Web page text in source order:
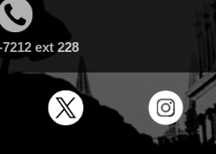
ext 228